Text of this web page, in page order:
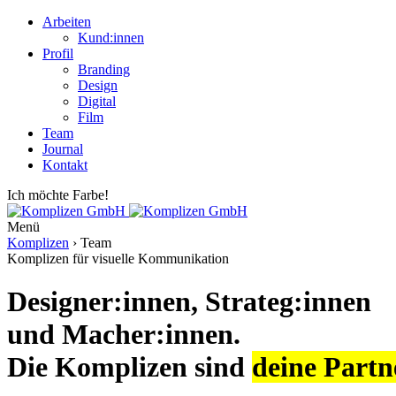
Arbeiten
Kund:innen
Profil
Branding
Design
Digital
Film
Team
Journal
Kontakt
Ich möchte Farbe!
Menü
Komplizen › Team
Komplizen für visuelle Kommunikation
Designer:innen, Strateg:innen
und Macher:innen.
Die Komplizen sind deine